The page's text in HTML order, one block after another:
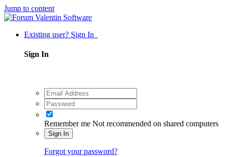
Jump to content
Existing user? Sign In
Sign In
Remember me Not recommended on shared computers
Sign In
Forgot your password?